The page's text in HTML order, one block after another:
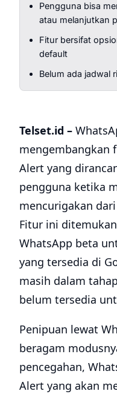
Pengguna bisa
atau melanjutkan
Fitur bersifat
default
Belum ada jadwal
Telset.id –
mengembangkan
Alert yang
pengguna ketika
mencurigakan
Fitur ini
WhatsApp beta
yang tersedia di
masih dalam
belum tersedia
Penipuan lewat
beragam
pencegahan,
Alert yang akan